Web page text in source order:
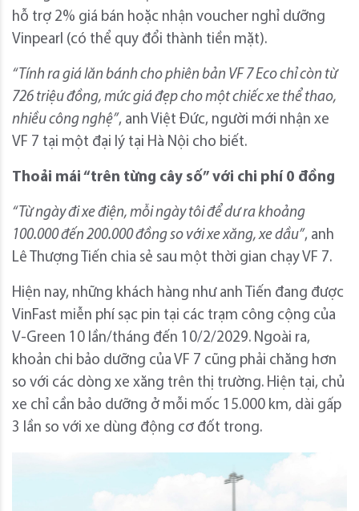
hỗ trợ 2% giá bán hoặc nhận voucher nghỉ dưỡng
Vinpearl (có thể quy đổi thành tiền mặt).
“ Tính ra giá lăn bánh cho phiên bản VF 7 Eco chỉ còn từ
726 triệu đồng, mức giá đẹpchomột chiếc xe thể thao,
nhiều công nghệ”, anh Việt Đức, người mới nhận xe
VF 7 tại một đại lý tại Hà Nội cho biết.
Thoải mái “trên từng cây số” với chi phí 0 đồng
“Từ ngày đi xe điện, mỗi ngàytôi đểdư ra khoảng
100.000 đến 200.000 đồng so với xe xăng, xe dầu”, anh
Lê Thượng Tiến chia sẻ sau một thời gian chạy VF 7.
Hiện nay, những khách hàng như anh Tiến đang được
VinFast miễn phí sạc pin tại các trạm công cộng của
V-Green 10 lần/tháng đến 10/2/2029. Ngoài ra,
khoản chi bảo dưỡng của VF 7 cũng phải chăng hơn
so với các dòng xe xăng trên thị trường. Hiện tại, chủ
xe chỉ cần bảo dưỡng ở mỗi mốc 15.000 km, dài gấp
3 lần so với xe dùng động cơ đốt trong.